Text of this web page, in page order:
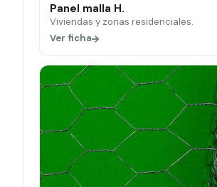
Panel malla H.
Viviendas y zonas residenciales.
Ver ficha